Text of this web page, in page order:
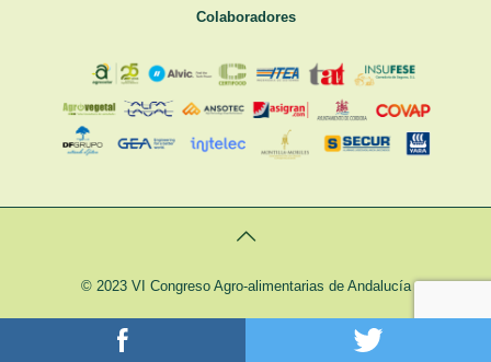
Colaboradores
© 2023 VI Congreso Agro-alimentarias de Andalucía